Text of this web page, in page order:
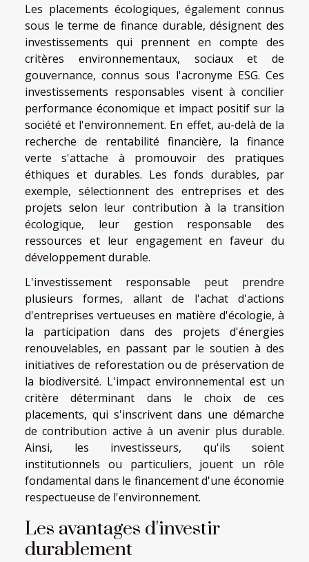
Les placements écologiques, également connus
sous le terme de finance durable, désignent des
investissements qui prennent en compte des
critères environnementaux, sociaux et de
gouvernance, connus sous l'acronyme ESG. Ces
investissements responsables visent à concilier
performance économique et impact positif sur la
société et l'environnement. En effet, au-delà de la
recherche de rentabilité financière, la finance
verte s'attache à promouvoir des pratiques
éthiques et durables. Les fonds durables, par
exemple, sélectionnent des entreprises et des
projets selon leur contribution à la transition
écologique, leur gestion responsable des
ressources et leur engagement en faveur du
développement durable.
L'investissement responsable peut prendre
plusieurs formes, allant de l'achat d'actions
d'entreprises vertueuses en matière d'écologie, à
la participation dans des projets d'énergies
renouvelables, en passant par le soutien à des
initiatives de reforestation ou de préservation de
la biodiversité. L'impact environnemental est un
critère déterminant dans le choix de ces
placements, qui s'inscrivent dans une démarche
de contribution active à un avenir plus durable.
Ainsi, les investisseurs, qu'ils soient
institutionnels ou particuliers, jouent un rôle
fondamental dans le financement d'une économie
respectueuse de l'environnement.
Les avantages d'investir
durablement